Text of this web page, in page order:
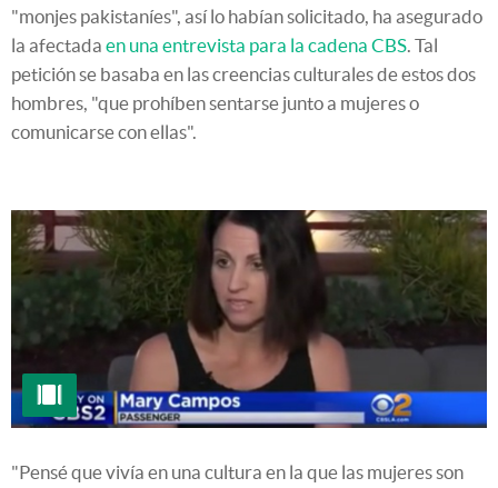
"monjes pakistaníes", así lo habían solicitado, ha asegurado
la afectada en una entrevista para la cadena CBS. Tal
petición se basaba en las creencias culturales de estos dos
hombres, "que prohíben sentarse junto a mujeres o
comunicarse con ellas".
"Pensé que vivía en una cultura en la que las mujeres son